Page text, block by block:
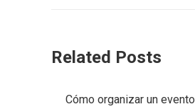
Related Posts
Cómo organizar un